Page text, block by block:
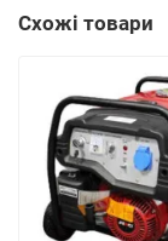
Схожі товари